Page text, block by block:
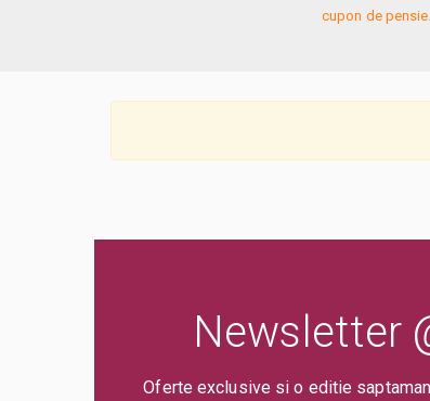
cupon de pensie.
Newsletter
Oferte exclusive si o editie